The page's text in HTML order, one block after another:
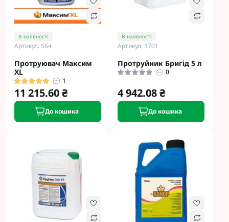
В наявності
Артикул: 564
Протруювач Максим
XL
1
11 215.60 ₴
До кошика
В наявності
Артикул: 3701
Протруйник Бригід 5 л
0
4 942.08 ₴
До кошика